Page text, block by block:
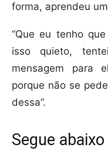
forma, aprendeu
“Que eu tenho
isso quieto,
mensagem para
porque não se
dessa”.
Segue